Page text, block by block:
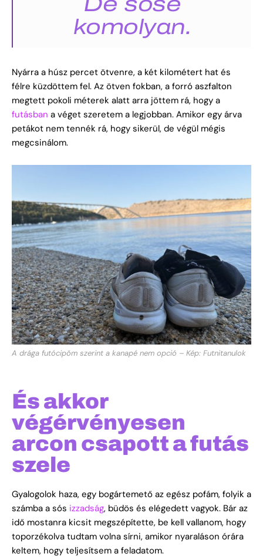
komolyan.
Nyárra a húsz percet ötvenre, a két kilométert hat és
félre küzdöttem fel. Az ötven fokban, a forró aszfalton
megtett pokoli méterek alatt arra jöttem rá, hogy a
futásban a véget szeretem a legjobban. Amikor egy árva
petákot nem tennék rá, hogy sikerül, de végül mégis
megcsinálom.
A drága futócipőm szerint a kanapé nem opció – Kép: Futnitanulok
És akkor
végérvényesen
arcon csapott a futás
szele
Gyalogolok haza, egy bogártemető az egész pofám, folyik a
számba a sós izzadság, büdös és elégedett vagyok. Bár az
idő mostanra kicsit megszépítette, be kell vallanom, hogy
toporzékolva tudtam volna sírni, amikor nyaraláson órára
keltem, hogy teljesítsem a feladatom.